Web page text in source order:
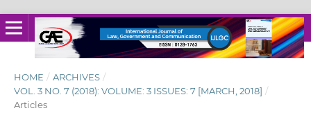
HOME / ARCHIVES /
VOL. 3 NO. 7 (2018): VOLUME: 3 ISSUES: 7 [MARCH, 2018] /
Articles